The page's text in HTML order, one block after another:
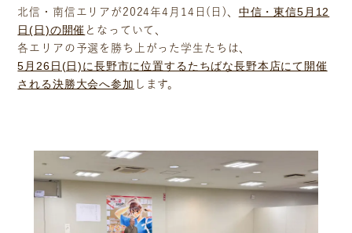
北信・南信エリアが2024年4月14日(日)、 中信・東信5月12
日(日)の開催 となっていて、
各エリアの予選を勝ち上がった学生たちは、
5月26日(日)に長野市に位置するたちばな長野本店にて開催
される決勝大会へ参加 します。